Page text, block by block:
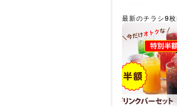
最新のチラシ9